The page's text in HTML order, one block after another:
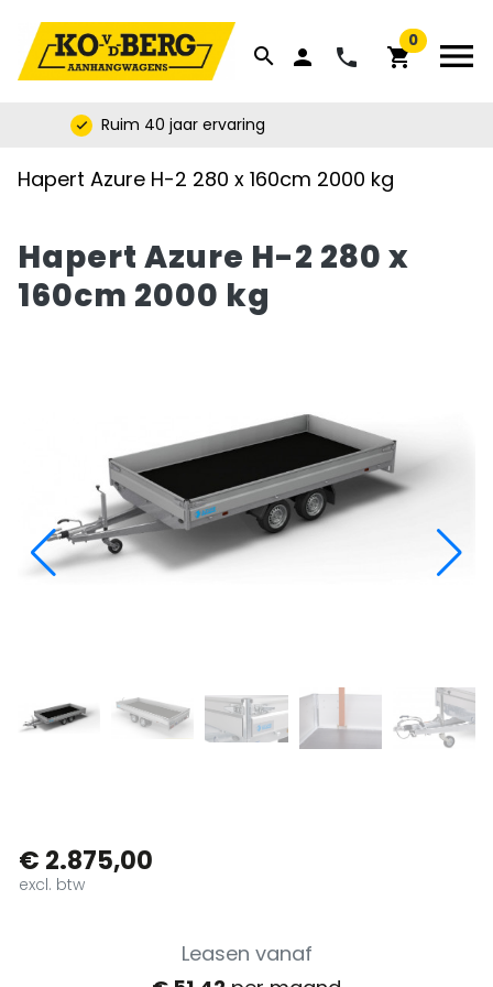
search person phone shopping_cart
0 menu
check Ruim 40 jaar ervaring
Hapert Azure H-2 280 x 160cm 2000 kg
Hapert Azure H-2 280 x
160cm 2000 kg


€ 2.875,00
excl. btw
Leasen vanaf